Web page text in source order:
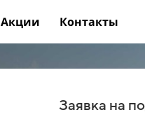
Акции Контакты
Заявка на